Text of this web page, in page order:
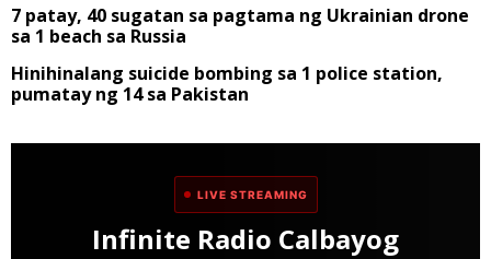
7 patay, 40 sugatan sa pagtama ng Ukrainian drone
sa 1 beach sa Russia
Hinihinalang suicide bombing sa 1 police station,
pumatay ng 14 sa Pakistan
LIVE STREAMING
Infinite Radio Calbayog